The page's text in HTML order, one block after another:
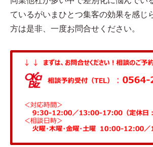
ているがいまひとつ集客の効果を感じ
方は是非、一度お問合せください。